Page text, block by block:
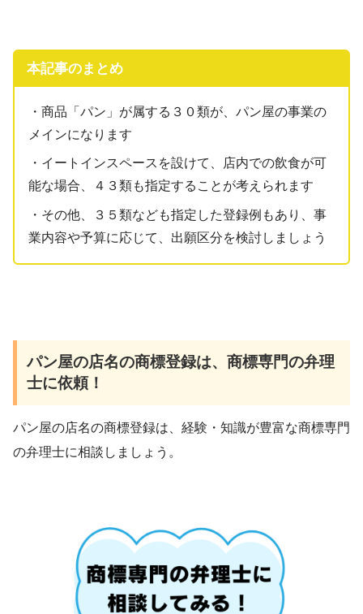
本記事のまとめ
・商品「パン」が属する３０類が、パン屋の事業の
メインになります
・イートインスペースを設けて、店内での飲食が可
能な場合、４３類も指定することが考えられます
・その他、３５類なども指定した登録例もあり、事
業内容や予算に応じて、出願区分を検討しましょう
パン屋の店名の商標登録は、商標専門の弁理
士に依頼！
パン屋の店名の商標登録は、経験・知識が豊富な商標専門
の弁理士に相談しましょう。